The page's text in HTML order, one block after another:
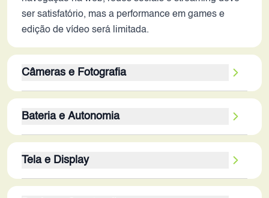
ser satisfatório, mas a performance em games e
edição de vídeo será limitada.
Câmeras e Fotografia
sensores de 50 MP, 10 MP e 12 MP, oferecia
versatilidade e qualidade de imagem razoável em
inferior em comparação aos smartphones mais
recentes que contam com sensores maiores,
Bateria e Autonomia
inteiro de uso em 2022, mas em 2026, a autonomia
pode ser comprometida devido ao envelhecimento
Tela e Display